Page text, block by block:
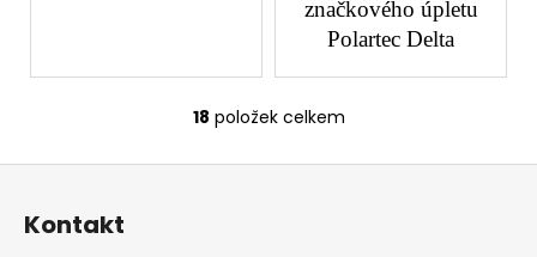
značkového úpletu
Polartec Delta
O
v
18 položek celkem
Kontakt